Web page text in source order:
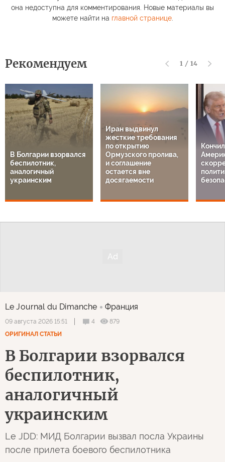
она недоступна для комментирования. Новые материалы вы
можете найти на главной странице.
Рекомендуем 1 / 14
В Болгарии взорвался
беспилотник,
аналогичный
украинским
Иран выдвинул
жесткие требования
по открытию
Ормузского пролива,
и соглашение
остается вне
досягаемости
Le Journal du Dimanche Франция
09 августа 2026 15:51 4
879
ОРИГИНАЛ СТАТЬИ
В Болгарии взорвался
беспилотник,
аналогичный
украинским
Le JDD: МИД Болгарии вызвал посла Украины
после прилета боевого беспилотника